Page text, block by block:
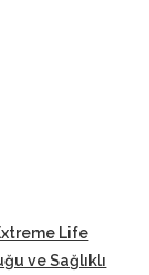
Life
ve Sağlıklı